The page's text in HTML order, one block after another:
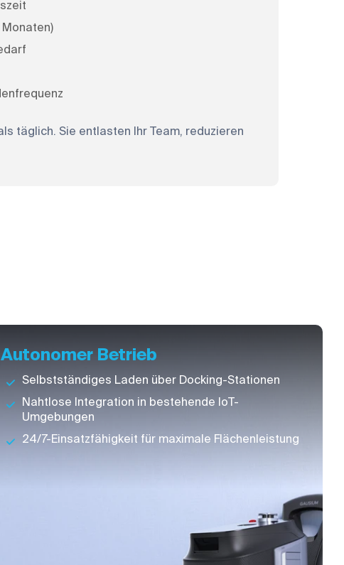
täglich. Sie entlasten Ihr Team, reduzieren
Autonomer Betrieb
Selbstständiges Laden über Docking-Stationen
Nahtlose Integration in bestehende IoT-
Umgebungen
24/7-Einsatzfähigkeit für maximale Flächenleistung